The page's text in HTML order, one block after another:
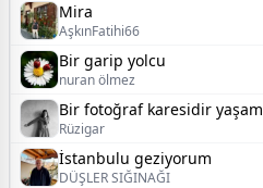
Mira
AşkınFatihi66
Bir garip yolcu
nuran ölmez
Bir fotoğraf karesidir yaşam
Rüzigar
İstanbulu geziyorum
DÜŞLER SIĞINAĞI